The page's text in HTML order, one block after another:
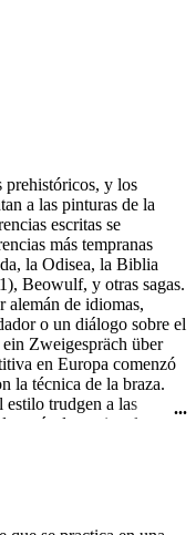
prehistóricos, y los
a las pinturas de la
escritas se
más tempranas
la Odisea, la Biblia
Beowulf, y otras sagas.
de idiomas,
o un diálogo sobre el
Zweigespräch über
en Europa comenzó
la técnica de la braza.
trudgen a las
de copiar el estilo
a la indiferencia
una patada de tijera
formó parte de los
en Atenas. En 1902